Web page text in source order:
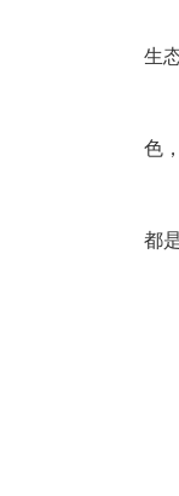
生
色
都